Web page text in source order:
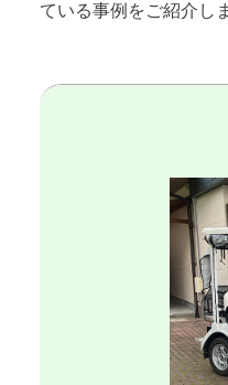
ている事例をご紹介し